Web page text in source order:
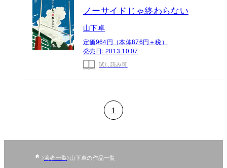
ノーサイドじゃ終わらない
山下卓
定価964円（本体876円＋税）
発売日: 2013.10.07
試し読み可
1
著者一覧 山下卓の作品一覧